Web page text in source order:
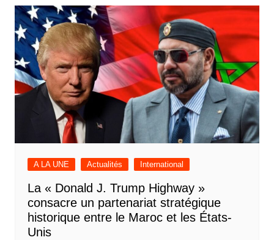
A LA UNE Actualités International
La « Donald J. Trump Highway »
consacre un partenariat stratégique
historique entre le Maroc et les États-
Unis